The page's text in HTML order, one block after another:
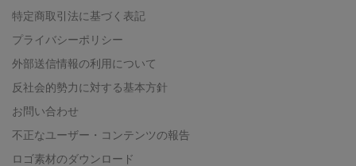
特定商取引法に基づく表記
プライバシーポリシー
外部送信情報の利用について
反社会的勢力に対する基本方針
お問い合わせ
不正なユーザー・コンテンツの報告
ロゴ素材のダウンロード